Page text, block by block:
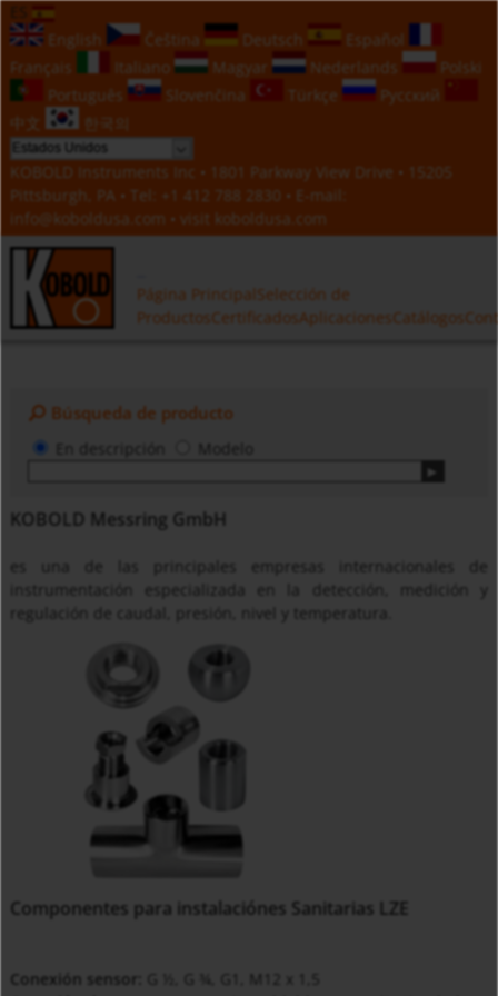
English
Čeština Deutsch
Español
Français
Italiano Magyar Nederlands
Polski
Português
Slovenčina Türkçe
Русский
中文
한국의
KOBOLD Instruments Inc • 1801 Parkway View Drive • 15205
Pittsburgh, PA • Tel:
+1 412 788 2830 • E-mail:
info@koboldusa.com • visit koboldusa.com
Página Principal Selección de
Productos CertificadosAplicaciones Catálogos
Búsqueda de producto
Modelo
KOBOLD Messring GmbH
instrumentación especializada en la detección, medición y
regulación de caudal, presión, nivel y temperatura.
Componentes para instalaciónes Sanitarias LZE
Conexión sensor:
G ½, G ¾, G1, M12 x 1,5